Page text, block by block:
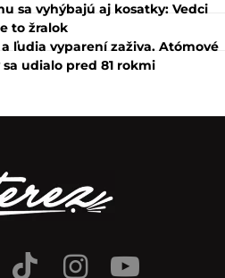
sa vyhýbajú aj kosatky: Vedci
to žralok
ľudia vyparení zaživa. Atómové
udialo pred 81 rokmi